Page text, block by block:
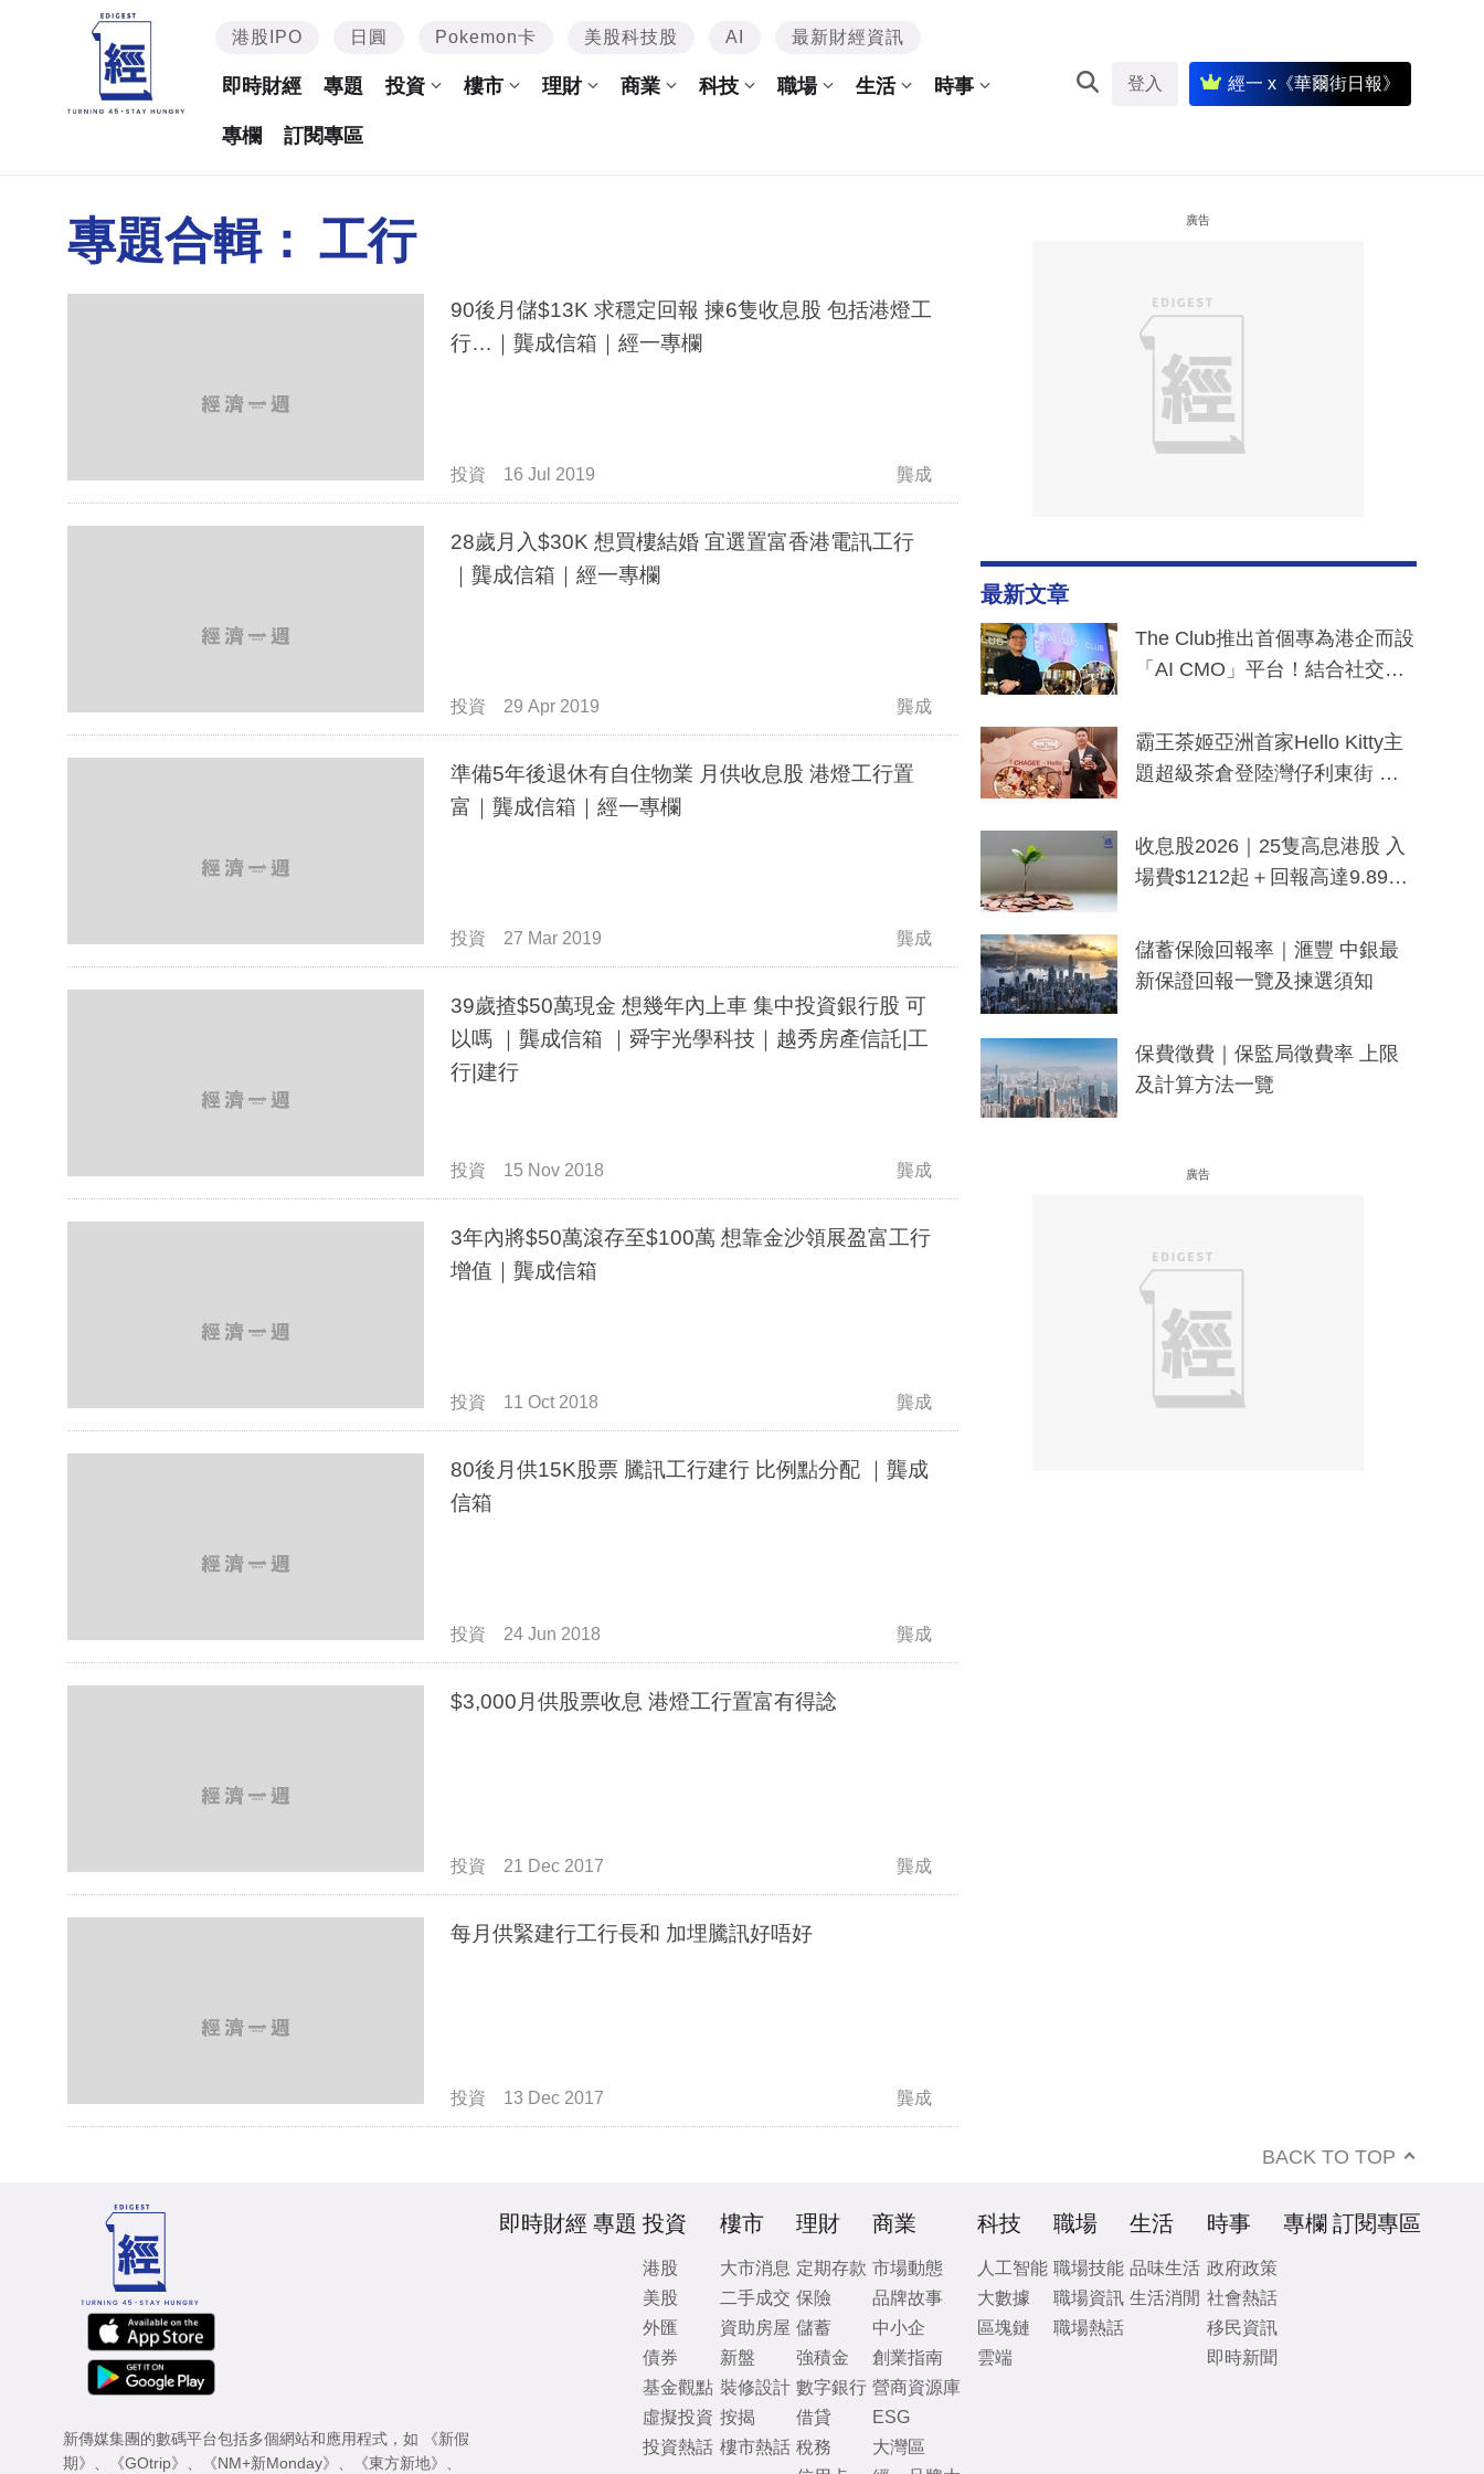
港股IPO 日圓 Pokemon卡 美股科技股 AI 最新財經資訊
即時財經 專題 投資 樓市 理財 商業 科技 職場 生活 時事
專欄 訂閱專區
登入 經一 x《華爾街日報》
專題合輯： 工行
90後月儲$13K 求穩定回報 揀6隻收息股 包括港燈工
行…｜龔成信箱｜經一專欄
投資 16 Jul 2019 龔成
28歲月入$30K 想買樓結婚 宜選置富香港電訊工行
｜龔成信箱｜經一專欄
投資 29 Apr 2019 龔成
準備5年後退休有自住物業 月供收息股 港燈工行置
富｜龔成信箱｜經一專欄
投資 27 Mar 2019 龔成
39歲揸$50萬現金 想幾年內上車 集中投資銀行股 可
以嗎 ｜龔成信箱 ｜舜宇光學科技｜越秀房產信託|工
行|建行
投資 15 Nov 2018 龔成
3年內將$50萬滾存至$100萬 想靠金沙領展盈富工行
增值｜龔成信箱
投資 11 Oct 2018 龔成
80後月供15K股票 騰訊工行建行 比例點分配 ｜龔成
信箱
投資 24 Jun 2018 龔成
$3,000月供股票收息 港燈工行置富有得諗
投資 21 Dec 2017 龔成
每月供緊建行工行長和 加埋騰訊好唔好
投資 13 Dec 2017 龔成
廣告
最新文章
The Club推出首個專為港企而設
「AI CMO」平台！結合社交聆
分鐘生成「貼地」宣傳短片
霸王茶姬亞洲首家Hello Kitty主
題超級茶倉登陸灣仔利東街 推
y及香港限定特調系列
收息股2026｜25隻高息港股 入
場費$1212起＋回報高達9.89
儲蓄保險回報率｜滙豐 中銀最
新保證回報一覽及揀選須知
保費徵費｜保監局徵費率 上限
及計算方法一覽
廣告
BACK TO TOP
新傳媒集團的數碼平台包括多個網站和應用程式，如
《新假
期》
《GOtrip》 《NM+新Monday》 《東方新地》
即時財經 專題 投資
港股
美股
外匯
債券
基金觀點
虛擬投資
投資熱話
樓市
大市消息
二手成交
資助房屋
新盤
裝修設計
按揭
樓市熱話
理財
定期存款
保險
儲蓄
強積金
數字銀行
借貸
稅務
商業
市場動態
品牌故事
中小企
創業指南
營商資源庫
ESG
大灣區
科技
人工智能
大數據
區塊鏈
雲端
職場
職場技能
職場資訊
職場熱話
生活
品味生活
生活消閒
時事
政府政策
社會熱話
移民資訊
即時新聞
專欄 訂閱專區